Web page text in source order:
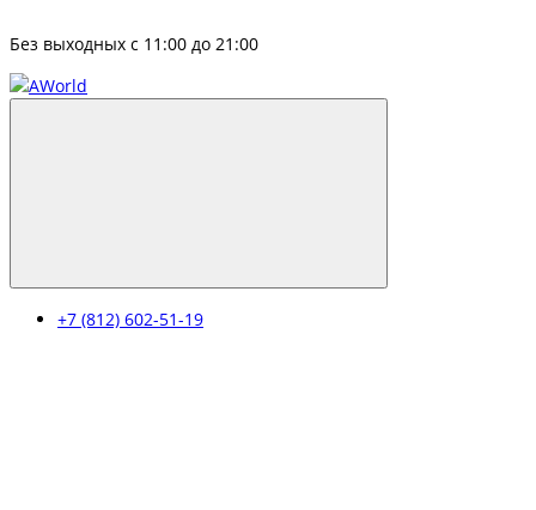
Без выходных с 11:00 до 21:00
+7 (812) 602-51-19